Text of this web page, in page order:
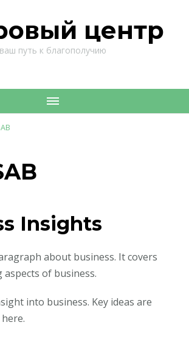
центр
ваш путь к благополучию
Insights
about business. It covers
of business.
into business. Key ideas are